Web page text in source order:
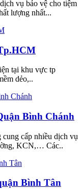
vụ bảo vệ cho tiệm
lượng nhất...
tại khu vực tp
dẻo,..
Bình Chánh
cấp nhiều dịch vụ
KCN,… Các..
Bình Tân